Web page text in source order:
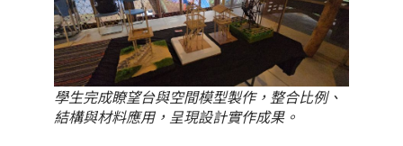
學生完成瞭望台與空間模型製作，整合比例、
結構與材料應用，呈現設計實作成果。